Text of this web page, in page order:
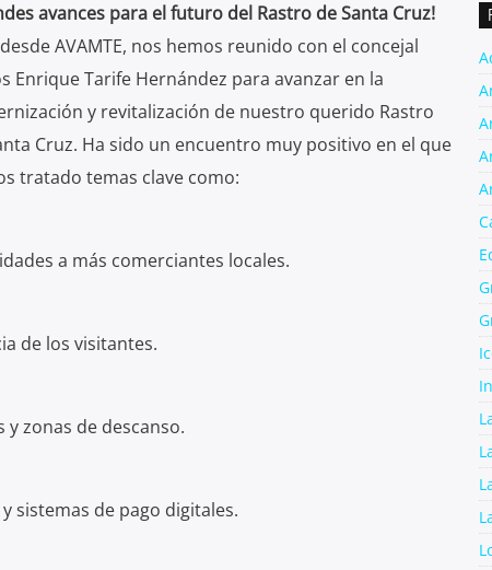
avances para el futuro del Rastro de Santa Cruz!
AVAMTE, nos hemos reunido con el concejal
Enrique Tarife Hernández para avanzar en la
y revitalización de nuestro querido Rastro
Cruz. Ha sido un encuentro muy positivo en el que
tratado temas clave como:
a más comerciantes locales.
de los visitantes.
zonas de descanso.
sistemas de pago digitales.